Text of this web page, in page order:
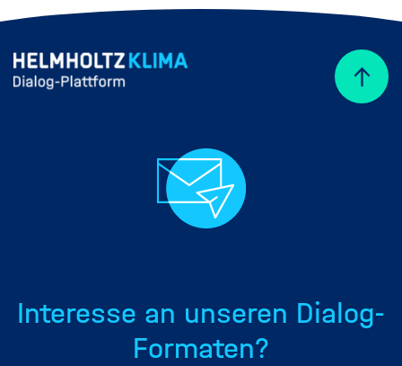
Interesse an unseren Dialog-
Formaten?